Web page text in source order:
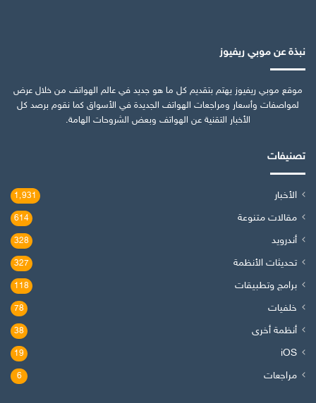
نبذة عن موبي ريفيوز
موقع موبي ريفيوز يهتم بتقديم كل ما هو جديد في عالم الهواتف من خلال عرض
لمواصفات وأسعار ومراجعات الهواتف الجديدة في الأسواق كما نقوم برصد كل
الأخبار التقنية عن الهواتف وبعض الشروحات الهامة.
تصنيفات
الأخبار 1٬931
مقالات متنوعة 614
أندرويد 328
تحديثات الأنظمة 327
برامج وتطبيقات 118
خلفيات 78
أنظمة أخرى 38
iOS
19
مراجعات 6